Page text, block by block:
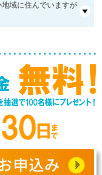
域に住んでいますが